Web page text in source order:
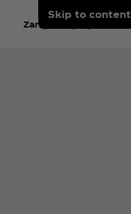
Skip to content
Zarejestruj się